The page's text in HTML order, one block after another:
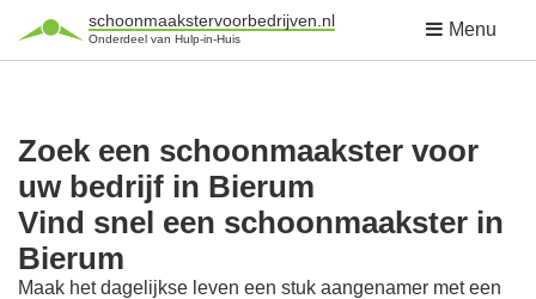
schoonmaakstervoorbedrijven.nl
Onderdeel van Hulp-in-Huis Menu
Zoek een schoonmaakster voor
uw bedrijf in Bierum
Vind snel een schoonmaakster in
Bierum
Maak het dagelijkse leven een stuk aangenamer met een